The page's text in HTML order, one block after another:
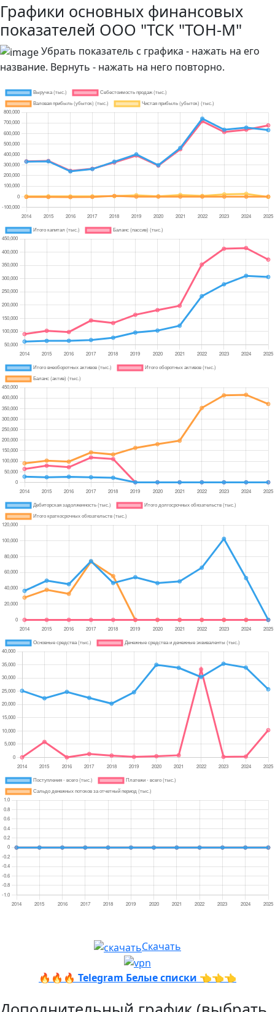
Графики основных финансовых
показателей ООО "ТСК "ТОН-М"
Убрать показатель с графика - нажать на его
название. Вернуть - нажать на него повторно.
Скачать
🔥🔥🔥 Telegram Белые списки 👈👈👈